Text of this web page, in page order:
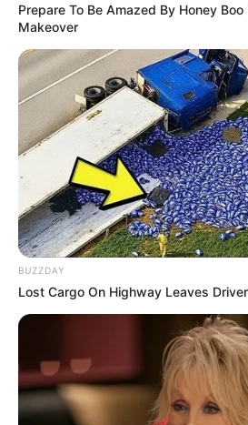
Prepare To Be Amazed By Honey
Makeover
BUZZDAY
Lost Cargo On Highway Leaves